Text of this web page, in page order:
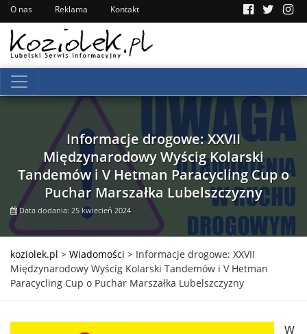
O nas Reklama Kontakt
Informacje drogowe: XXVII
Międzynarodowy Wyścig Kolarski
Tandemów i V Hetman Paracycling Cup o
Puchar Marszałka Lubelszczyzny
Data dodania: 25 kwiecień 2024
koziolek.pl > Wiadomości > Informacje drogowe: XXVII
Międzynarodowy Wyścig Kolarski Tandemów i V Hetman
Paracycling Cup o Puchar Marszałka Lubelszczyzny
W